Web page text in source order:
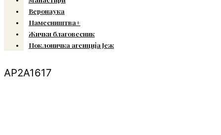
Веронаука
Намесништва+
Жички благовесник
Поклоничка агенција Јеж
AP2A1617